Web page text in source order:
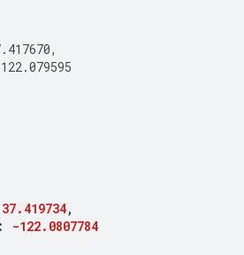
,
37.419734,
:
-122.0807784